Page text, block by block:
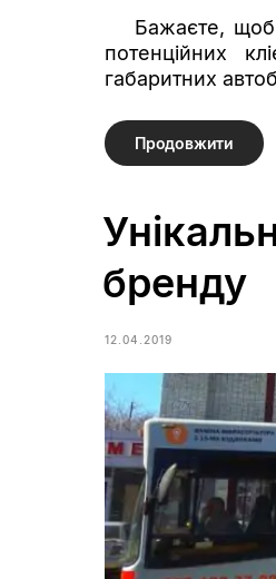
Бажаєте, щоб
потенційних
габаритних
Продовжити
бренду
12.04.2019